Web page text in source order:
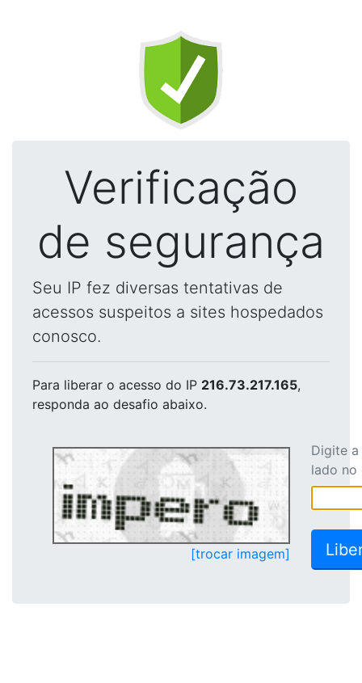
Verificação
de segurança
Seu IP fez diversas tentativas de
acessos suspeitos a sites hospedados
conosco.
Para liberar o acesso do IP 216.73.217.165,
responda ao desafio abaixo.
[trocar imagem]
Digite
lado no